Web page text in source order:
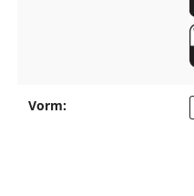
Vorm: